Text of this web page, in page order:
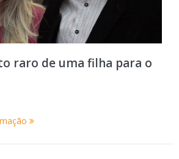
raro de uma filha para o